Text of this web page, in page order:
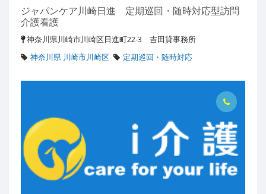
ジャパンケア川崎日進 定期巡回・随時対応型訪問
介護看護
神奈川県川崎市川崎区日進町22-3 吉田貸事務所
神奈川県 川崎市川崎区
定期巡回・随時対応